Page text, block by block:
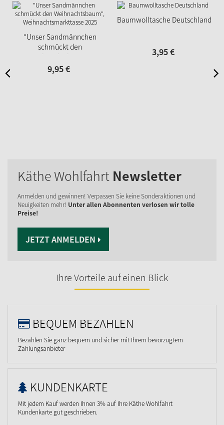
"Unser Sandmännchen
schmückt den
Weihnachtsbaum",
Weihnachtsmarkttasse 2025
9,95€
Baumwolltasche Deutschland
3,95€
Käthe Wohlfahrt Newsletter
Anmelden und gewinnen! Verpassen Sie keine Sonderaktionen und
Neuigkeiten mehr! Unter allen Abonnenten verlosen wir tolle
Preise!
JETZT ANMELDEN
Ihre Vorteile auf einen Blick
BEQUEM BEZAHLEN
Bezahlen Sie ganz bequem und sicher mit Ihrem bevorzugtem
Zahlungsanbieter
KUNDENKARTE
Mit jedem Kauf werden Ihnen 3% auf Ihre Käthe Wohlfahrt
Kundenkarte gut geschrieben.